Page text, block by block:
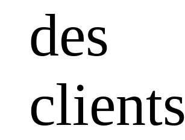
des
clients